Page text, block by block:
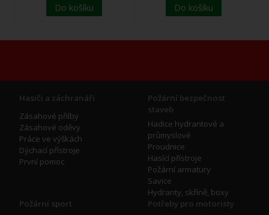
Do košíku Do košíku
Hasiči a záchranáři
Zásahové přilby
Zásahové oděvy
Práce ve výškách
Dýchací přístroje
První pomoc
Požární bezpečnost
staveb
Hadice hydrantové a
průmyslové
Proudnice
Hasící přístroje
Požární armatury
Savice
Hydranty, skříně, boxy
Požární sport
Potřeby pro motoristy